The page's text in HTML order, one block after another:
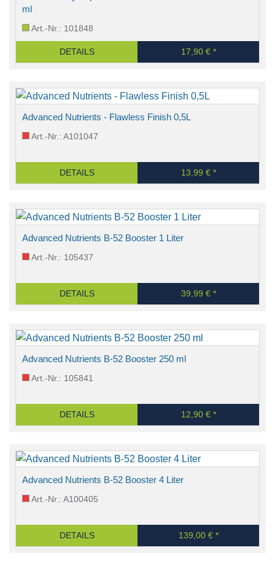
ml
Art.-Nr.: 101848
DETAILS 17,90 € *
Advanced Nutrients - Flawless Finish 0,5L
Art.-Nr.: A101047
DETAILS 13,99 € *
Advanced Nutrients B-52 Booster 1 Liter
Art.-Nr.: 105437
DETAILS 39,99 € *
Advanced Nutrients B-52 Booster 250 ml
Art.-Nr.: 105841
DETAILS 12,90 € *
Advanced Nutrients B-52 Booster 4 Liter
Art.-Nr.: A100405
DETAILS 139,00 € *